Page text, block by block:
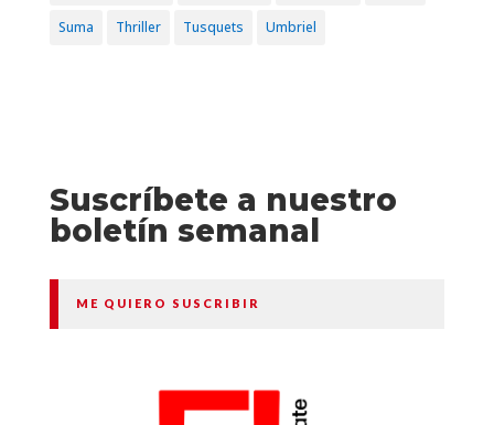
Suma Thriller Tusquets Umbriel
Suscríbete a nuestro
boletín semanal
ME QUIERO SUSCRIBIR